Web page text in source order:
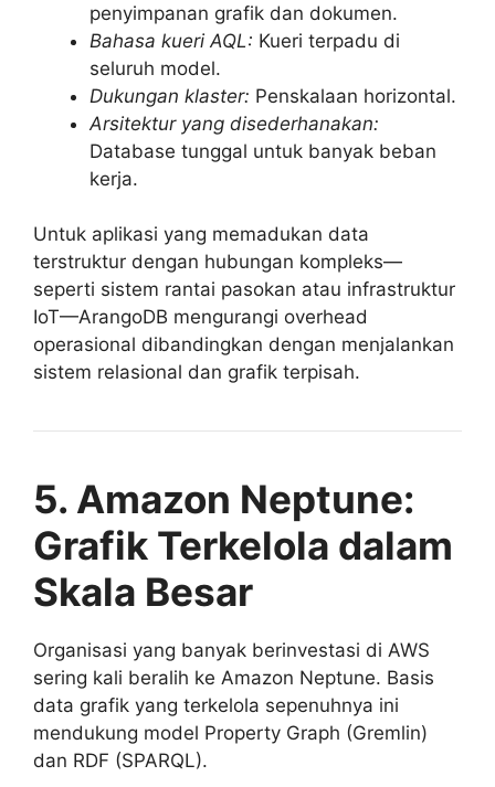
penyimpanan grafik dan dokumen.
Bahasa kueri AQL: Kueri terpadu di
seluruh model.
Dukungan klaster: Penskalaan horizontal.
Arsitektur yang disederhanakan:
Database tunggal untuk banyak beban
kerja.
Untuk aplikasi yang memadukan data
terstruktur dengan hubungan kompleks—
seperti sistem rantai pasokan atau infrastruktur
IoT—ArangoDB mengurangi overhead
operasional dibandingkan dengan menjalankan
sistem relasional dan grafik terpisah.
5. Amazon Neptune:
Grafik Terkelola dalam
Skala Besar
Organisasi yang banyak berinvestasi di AWS
sering kali beralih ke Amazon Neptune. Basis
data grafik yang terkelola sepenuhnya ini
mendukung model Property Graph (Gremlin)
dan RDF (SPARQL).